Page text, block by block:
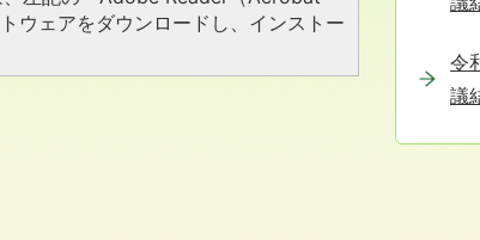
ウェアをダウンロードし、インストー
令
議